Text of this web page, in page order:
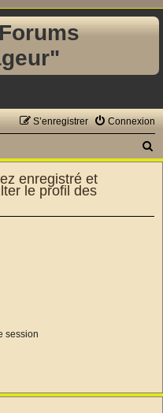
Connexion
S’enregistrer
enregistré et
le profil des
session